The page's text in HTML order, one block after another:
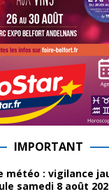
IMPORTANT
météo : vigilance
samedi 8 août